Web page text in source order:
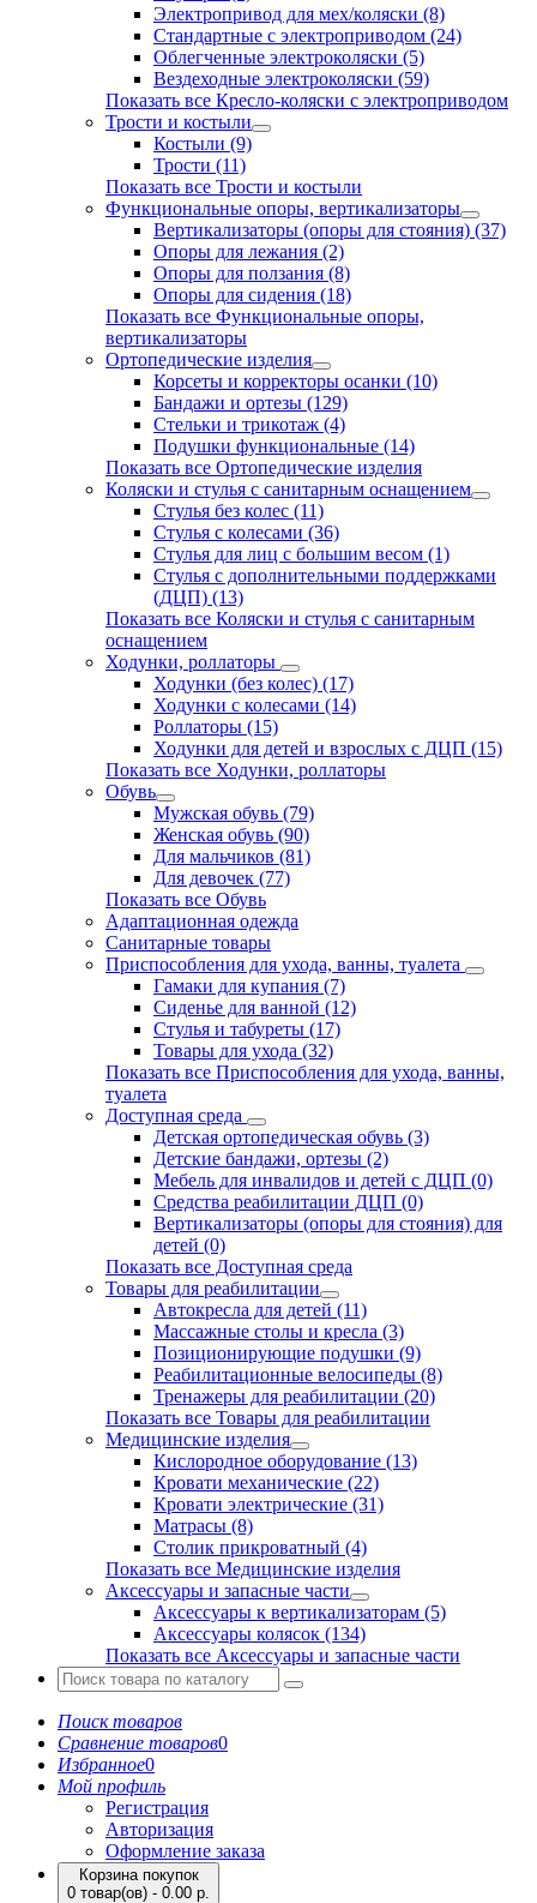
Электропривод для мех/коляски (8)
Стандартные с электроприводом (24)
Облегченные электроколяски (5)
Вездеходные электроколяски (59)
Показать все Кресло-коляски с электроприводом
Трости и костыли
Костыли (9)
Трости (11)
Показать все Трости и костыли
Функциональные опоры, вертикализаторы
Вертикализаторы (опоры для стояния) (37)
Опоры для лежания (2)
Опоры для ползания (8)
Опоры для сидения (18)
Показать все Функциональные опоры,
вертикализаторы
Ортопедические изделия
Корсеты и корректоры осанки (10)
Бандажи и ортезы (129)
Стельки и трикотаж (4)
Подушки функциональные (14)
Показать все Ортопедические изделия
Коляски и стулья с санитарным оснащением
Стулья без колес (11)
Стулья с колесами (36)
Стулья для лиц с большим весом (1)
Стулья с дополнительными поддержками
(ДЦП) (13)
Показать все Коляски и стулья с санитарным
оснащением
Ходунки, роллаторы
Ходунки (без колес) (17)
Ходунки с колесами (14)
Роллаторы (15)
Ходунки для детей и взрослых с ДЦП (15)
Показать все Ходунки, роллаторы
Обувь
Мужская обувь (79)
Женская обувь (90)
Для мальчиков (81)
Для девочек (77)
Показать все Обувь
Адаптационная одежда
Санитарные товары
Приспособления для ухода, ванны, туалета
Гамаки для купания (7)
Сиденье для ванной (12)
Стулья и табуреты (17)
Товары для ухода (32)
Показать все Приспособления для ухода, ванны,
туалета
Доступная среда
Детская ортопедическая обувь (3)
Детские бандажи, ортезы (2)
Мебель для инвалидов и детей с ДЦП (0)
Средства реабилитации ДЦП (0)
Вертикализаторы (опоры для стояния) для
детей (0)
Показать все Доступная среда
Товары для реабилитации
Автокресла для детей (11)
Массажные столы и кресла (3)
Позиционирующие подушки (9)
Реабилитационные велосипеды (8)
Тренажеры для реабилитации (20)
Показать все Товары для реабилитации
Медицинские изделия
Кислородное оборудование (13)
Кровати механические (22)
Кровати электрические (31)
Матрасы (8)
Столик прикроватный (4)
Показать все Медицинские изделия
Аксессуары и запасные части
Аксессуары к вертикализаторам (5)
Аксессуары колясок (134)
Показать все Аксессуары и запасные части
Поиск товаров
Сравнение товаров0
Избранное0
Мой профиль
Регистрация
Авторизация
Оформление заказа
Корзина покупок
0 товар(ов) - 0.00 р.